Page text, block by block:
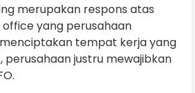
merupakan respons atas
yang perusahaan
tempat kerja yang
perusahaan justru mewajibkan